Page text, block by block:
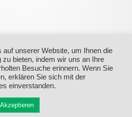
Menü
unserer Website, um Ihnen die
zu bieten, indem wir uns an Ihre
Besuche erinnern. Wenn Sie
erklären Sie sich mit der
einverstanden.
Akzeptieren